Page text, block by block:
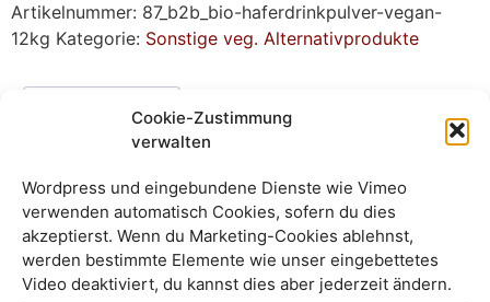
Cookie-Zustimmung
verwalten
Wordpress und eingebundene Dienste wie Vimeo
verwenden automatisch Cookies, sofern du dies
akzeptierst. Wenn du Marketing-Cookies ablehnst,
werden bestimmte Elemente wie unser eingebettetes
Video deaktiviert, du kannst dies aber jederzeit ändern.
Artikelnummer: 87_b2b_bio-haferdrinkpulver-vegan-
12kg Kategorie: Sonstige veg. Alternativprodukte
Beschreibung
Beschreibung
Glutenfreier Vollkornhafer* 99,75%, α-Amylase